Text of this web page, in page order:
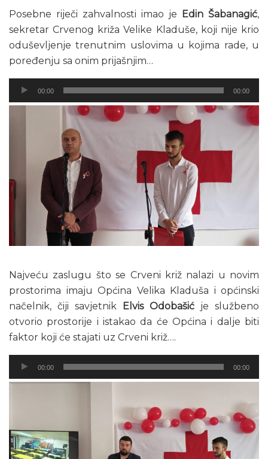
Posebne riječi zahvalnosti imao je Edin Šabanagić,
sekretar Crvenog križa Velike Kladuše, koji nije krio
oduševljenje trenutnim uslovima u kojima rade, u
poređenju sa onim prijašnjim…
Audio
Player
00:00 00:00
Najveću zaslugu što se Crveni križ nalazi u novim
prostorima imaju Općina Velika Kladuša i općinski
načelnik, čiji savjetnik
Elvis Odobašić je službeno
otvorio prostorije i istakao da će Općina i dalje biti
faktor koji će stajati uz Crveni križ….
Audio
Player
00:00 00:00